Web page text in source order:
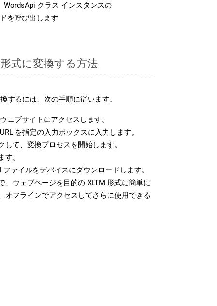
WordsApi クラス インスタンスの
を呼び出します
式に変換する方法
するには、次の手順に従います。
ェブサイトにアクセスします。
を指定の入力ボックスに入力します。
して、変換プロセスを開始します。
。
ァイルをデバイスにダウンロードします。
、ウェブページを目的の XLTM 形式に簡単に
オフラインでアクセスしてさらに使用できる